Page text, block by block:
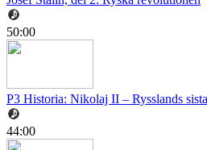
50:00
P3 Historia: Nikolaj II – Rysslands
44:00